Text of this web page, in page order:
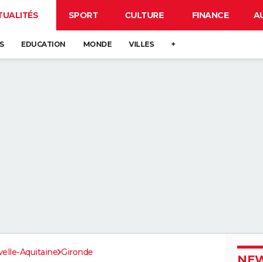
SPORT CULTURE FINANCE
EDUCATION MONDE VILLES +
Aquitaine Gironde